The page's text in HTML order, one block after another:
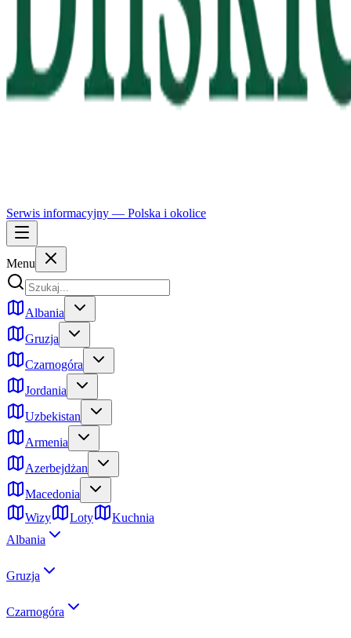
Serwis informacyjny — Polska i okolice
Menu
Albania
Gruzja
Czarnogóra
Jordania
Uzbekistan
Armenia
Azerbejdżan
Macedonia
Wizy
Loty
Kuchnia
Albania
Gruzja
Czarnogóra